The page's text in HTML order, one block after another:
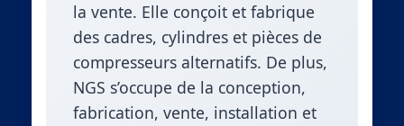
la vente. Elle conçoit et fabrique
des cadres, cylindres et pièces de
compresseurs alternatifs. De plus,
NGS s’occupe de la conception,
fabrication, vente, installation et